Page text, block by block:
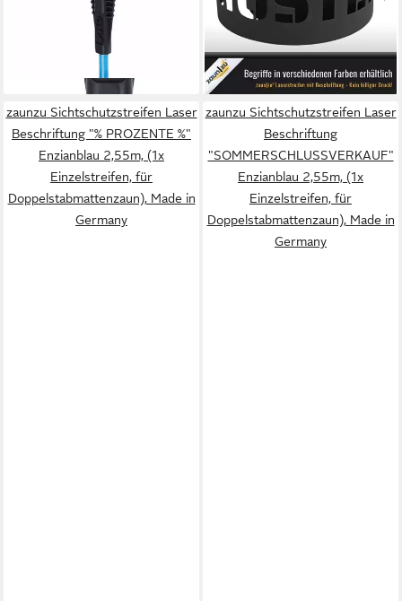
lieferbar in 3 Wochen
Enzianblau 2,55m, (1x
Einzelstreifen, für
Doppelstabmattenzaun), Made
in Germany
19,90 €
lieferbar - in 2-3 Werktagen bei dir
zaunzu Sichtschutzstreifen Laser
Beschriftung "% PROZENTE %"
Enzianblau 2,55m, (1x
Einzelstreifen, für
Doppelstabmattenzaun), Made in
Germany
zaunzu Sichtschutzstreifen Laser
Beschriftung
"SOMMERSCHLUSSVERKAUF"
Enzianblau 2,55m, (1x
Einzelstreifen, für
Doppelstabmattenzaun), Made in
Germany